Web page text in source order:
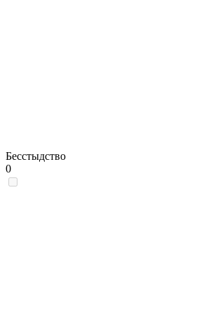
Бесстыдство
0